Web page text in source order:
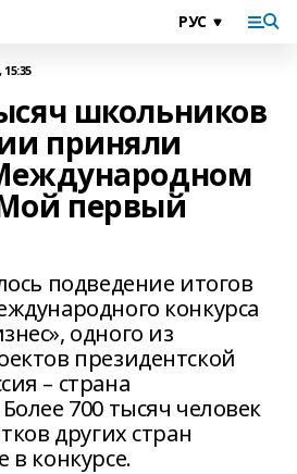
школьников
приняли
первый
подведение итогов
конкурса
одного из
президентской
– страна
700 тысяч человек
других стран
в конкурсе.